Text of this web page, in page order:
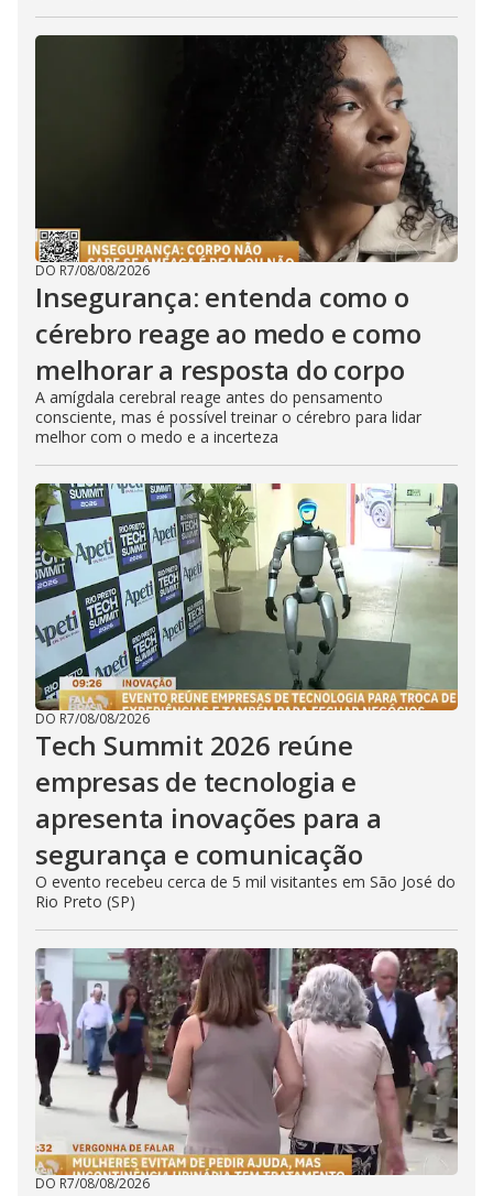
DO R7/08/08/2026
Insegurança: entenda como o
cérebro reage ao medo e como
melhorar a resposta do corpo
A amígdala cerebral reage antes do pensamento
consciente, mas é possível treinar o cérebro para lidar
melhor com o medo e a incerteza
DO R7/08/08/2026
Tech Summit 2026 reúne
empresas de tecnologia e
apresenta inovações para a
segurança e comunicação
O evento recebeu cerca de 5 mil visitantes em São José do
Rio Preto (SP)
DO R7/08/08/2026